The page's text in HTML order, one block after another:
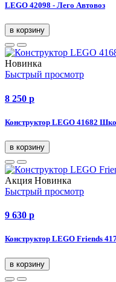
LEGO 42098 - Лего Автовоз
в корзину
Новинка
Быстрый просмотр
8 250 p
Конструктор LEGO 41682
в корзину
Акция Новинка
Быстрый просмотр
9 630 p
Конструктор LEGO Friends
в корзину